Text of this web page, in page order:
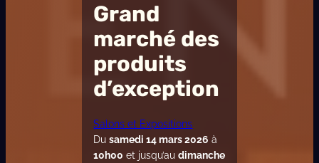
Grand
marché des
produits
d’exception
Salons et Expositions
Dusamedi 14 mars 2026 à
10h00 et jusqu’au dimanche